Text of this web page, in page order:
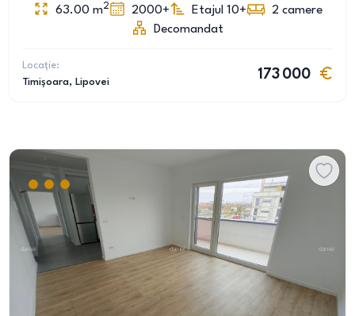
63.00 m2 2000+ Etajul 10+ 2 camere
Decomandat
Locație:
Timișoara, Lipovei
173 000